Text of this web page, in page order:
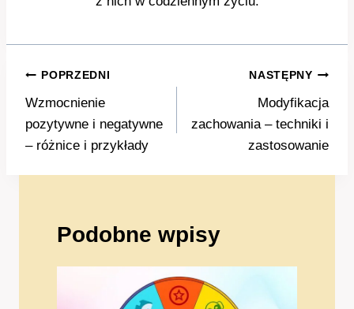
Nawigacja
wpisu
POPRZEDNI
Wzmocnienie
pozytywne i negatywne
– różnice i przykłady
NASTĘPNY
Modyfikacja
zachowania – techniki i
zastosowanie
Podobne wpisy